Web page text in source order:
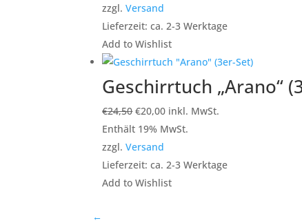
zzgl.Versand
Lieferzeit: ca. 2-3 Werktage
Add to Wishlist
Geschirrtuch „Arano“
€24,50Ursprünglicher
Preis
war:
€24,50
€20,00Aktueller
Preis
€20,00.
inkl. MwSt.
Enthält 19% MwSt.
zzgl.Versand
Lieferzeit: ca. 2-3 Werktage
Add to Wishlist
←